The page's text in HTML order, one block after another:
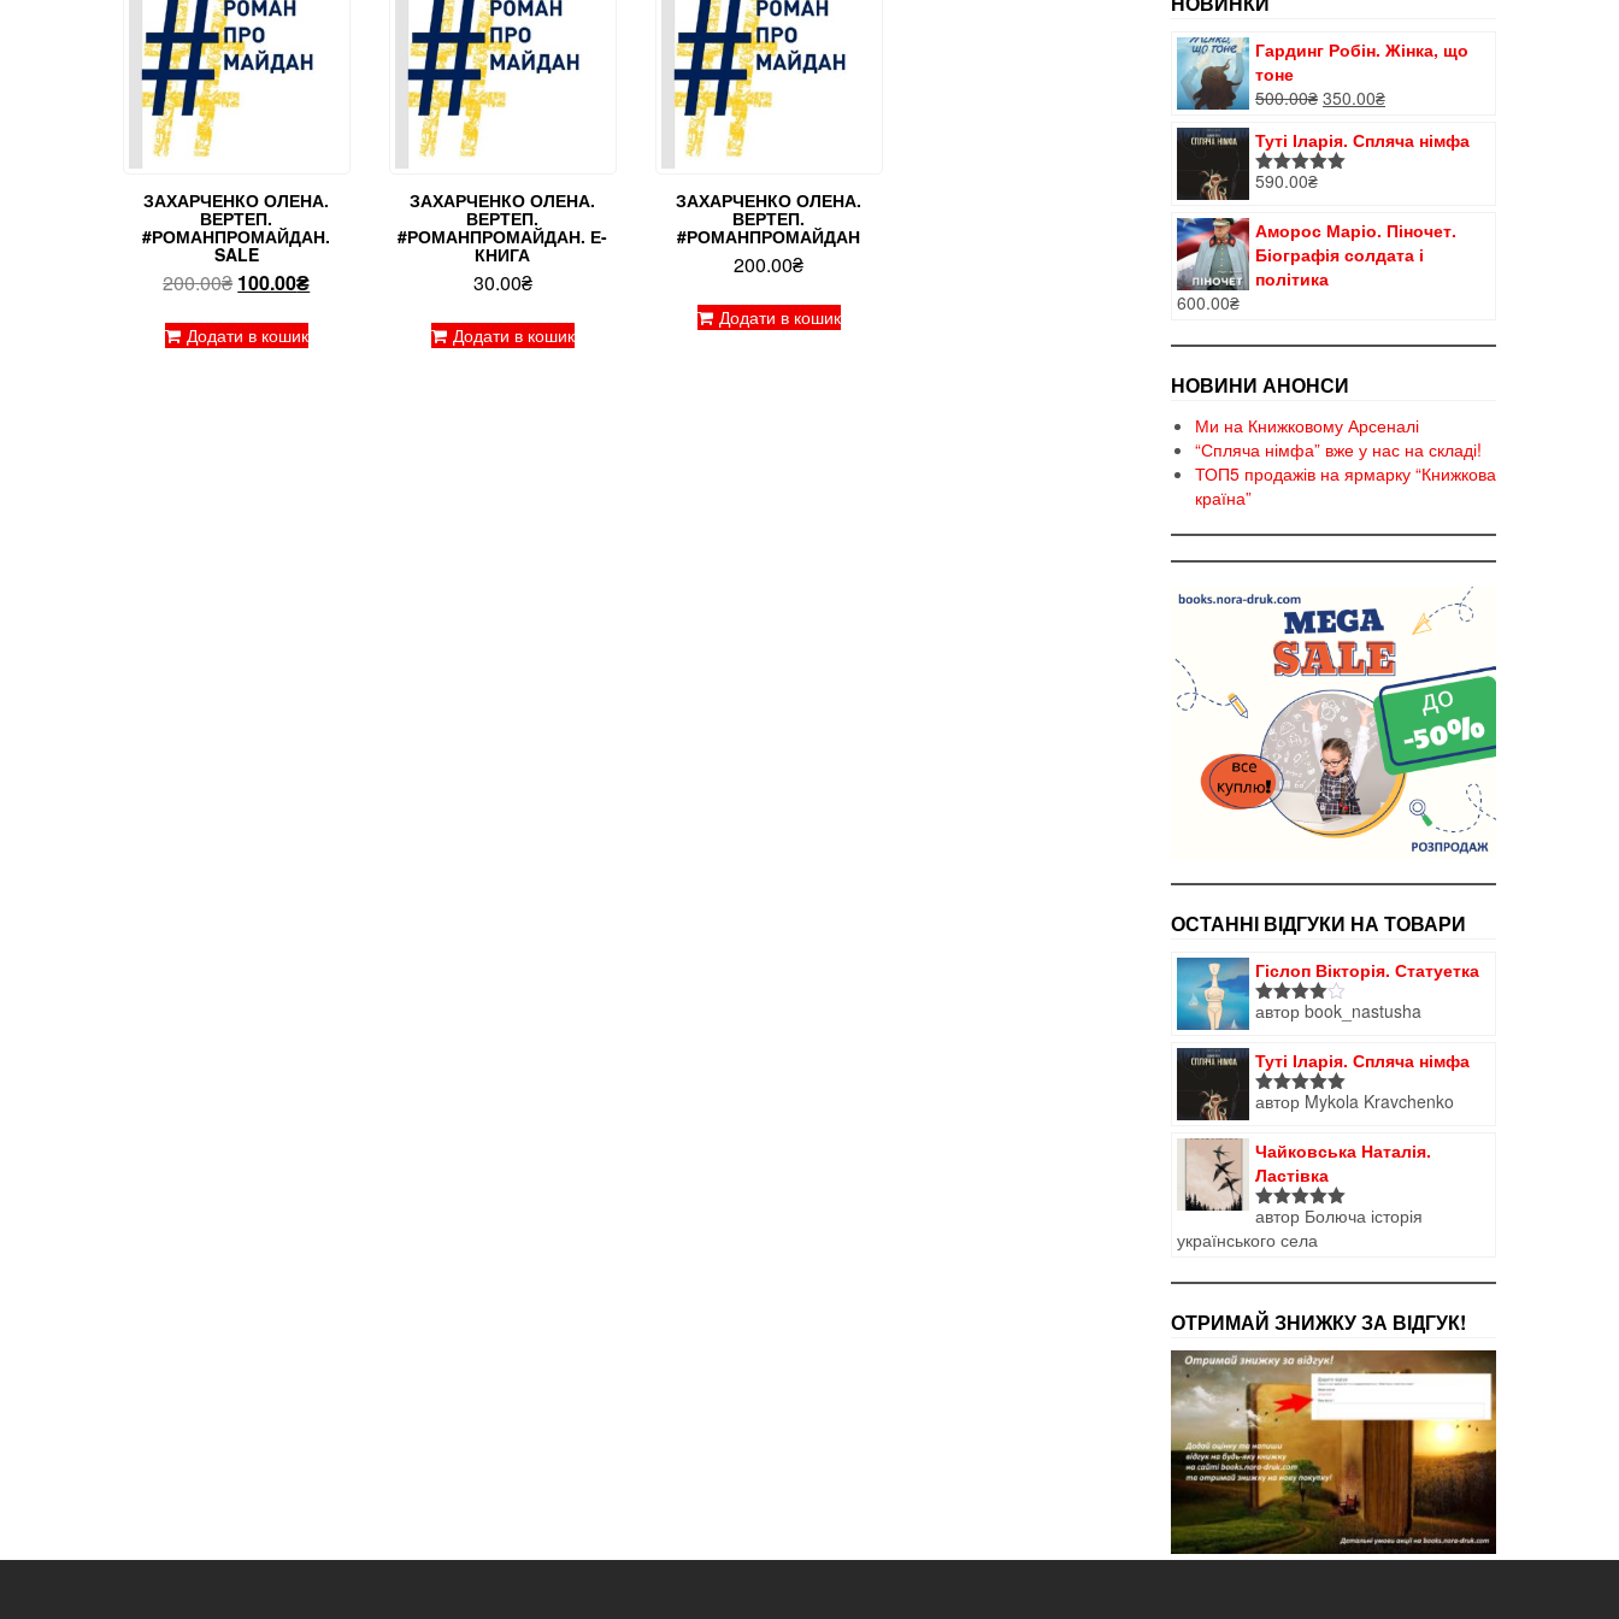
ЗАХАРЧЕНКО ОЛЕНА.
ВЕРТЕП.
#РОМАНПРОМАЙДАН.
SALE
200.00₴ Оригінальна
200.00₴.
100.00₴Поточна
Додати в кошик
ЗАХАРЧЕНКО ОЛЕНА.
ВЕРТЕП.
#РОМАНПРОМАЙДАН. Е-
КНИГА
30.00₴
Додати в кошик
ЗАХАРЧЕНКО ОЛЕНА.
ВЕРТЕП.
#РОМАНПРОМАЙДАН
200.00₴
Додати в кошик
Гардинг Робін. Жінка, що
тоне
500.00₴ Оригінальна
500.00₴.
350.00₴Поточна
350.00₴.
Туті Іларія. Спляча німфа
Оцінено в
590.00₴
Аморос Маріо. Піночет.
Біографія солдата і
політика
600.00₴
НОВИНИ АНОНСИ
Ми на Книжковому Арсеналі
“Спляча німфа” вже у нас на складі!
ТОП5 продажів на ярмарку “Книжкова
країна”
ОСТАННІ ВІДГУКИ НА ТОВАРИ
Гіслоп Вікторія. Статуетка
Оцінено
автор book_nastusha
Туті Іларія. Спляча німфа
Оцінено в
автор Mykola Kravchenko
Чайковська Наталія.
Ластівка
Оцінено в
5з 5
автор Болюча історія
українського села
ОТРИМАЙ ЗНИЖКУ ЗА ВІДГУК!